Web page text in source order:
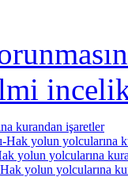
kurandan işaretler
yolun yolcularına
yolun yolcularına
yolun yolcularına